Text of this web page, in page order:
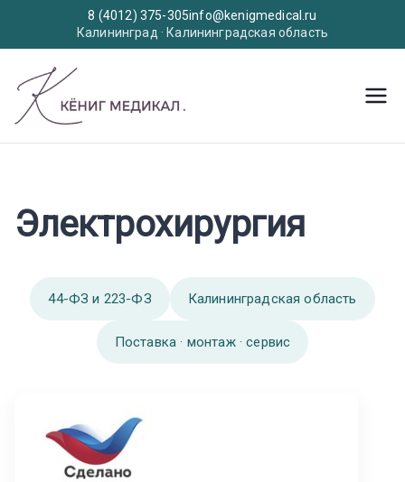
8 (4012) 375-305info@kenigmedical.ru
Калининград · Калининградская область
содержимому
Медицинское оборудование
Электрохирургия
44-ФЗ и 223-ФЗ Калининградская область
Поставка · монтаж · сервис